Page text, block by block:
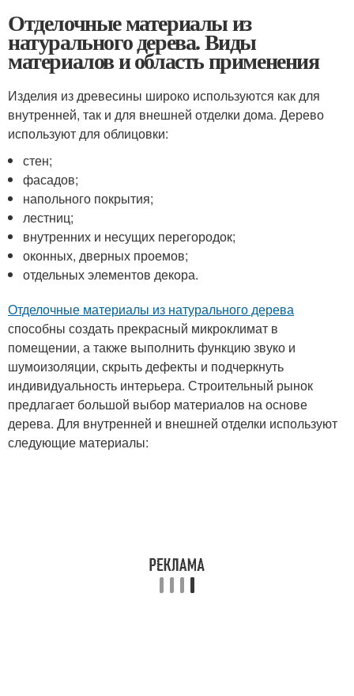
Отделочные материалы из
натурального дерева. Виды
материалов и область применения
Изделия из древесины широко используются как для
внутренней, так и для внешней отделки дома. Дерево
используют для облицовки:
стен;
фасадов;
напольного покрытия;
лестниц;
внутренних и несущих перегородок;
оконных, дверных проемов;
отдельных элементов декора.
Отделочные материалы из натурального дерева
способны создать прекрасный микроклимат в
помещении, а также выполнить функцию звуко и
шумоизоляции, скрыть дефекты и подчеркнуть
индивидуальность интерьера. Строительный рынок
предлагает большой выбор материалов на основе
дерева. Для внутренней и внешней отделки используют
следующие материалы: